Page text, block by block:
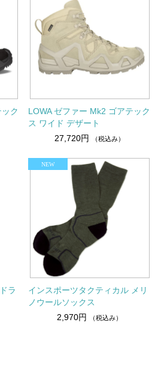
ク
LOWA ゼファー Mk2 ゴアテック
ス ワイド デザート
27,720円
（税込み）
ラ
インスポーツタクティカル メリ
ノウールソックス
2,970円
（税込み）